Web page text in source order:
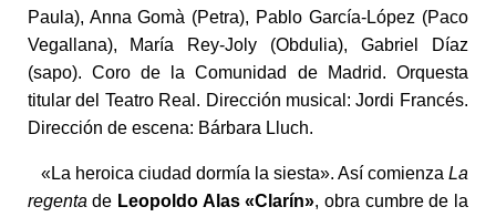
Paula), Anna Gomà (Petra), Pablo García-López (Paco
Vegallana), María Rey-Joly (Obdulia), Gabriel Díaz
(sapo). Coro de la Comunidad de Madrid. Orquesta
titular del Teatro Real. Dirección musical: Jordi Francés.
Dirección de escena: Bárbara Lluch.
«La heroica ciudad dormía la siesta». Así comienza La
regenta de Leopoldo Alas «Clarín», obra cumbre de la